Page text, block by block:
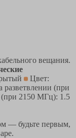
вещания.
Цвет:
разветвлении (при
(при 2150 МГц): 1.5
— будьте первым,